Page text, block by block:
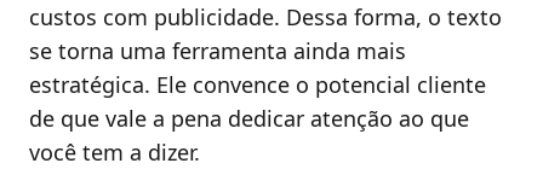
custos com publicidade. Dessa forma, o texto
se torna uma ferramenta ainda mais
estratégica. Ele convence o potencial cliente
de que vale a pena dedicar atenção ao que
você tem a dizer.